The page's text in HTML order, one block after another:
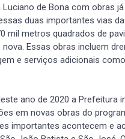
Luciano de Bona com obras
duas importantes vias
mil metros quadrados de
Essas obras incluem
e serviços adicionais
ano de 2020 a Prefeitura
em novas obras do
importantes acontecem e